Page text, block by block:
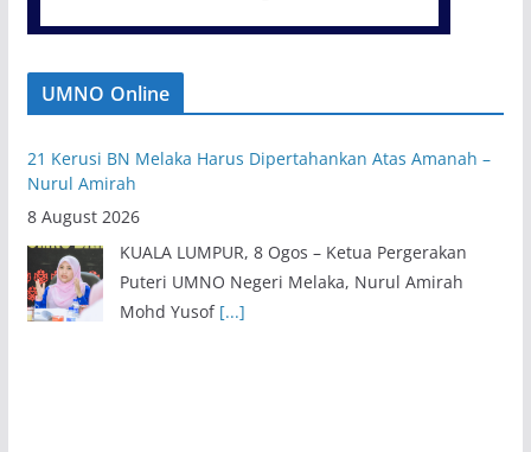
UMNO Online
Nurul Amirah
Puteri UMNO Negeri Melaka, Nurul Amirah